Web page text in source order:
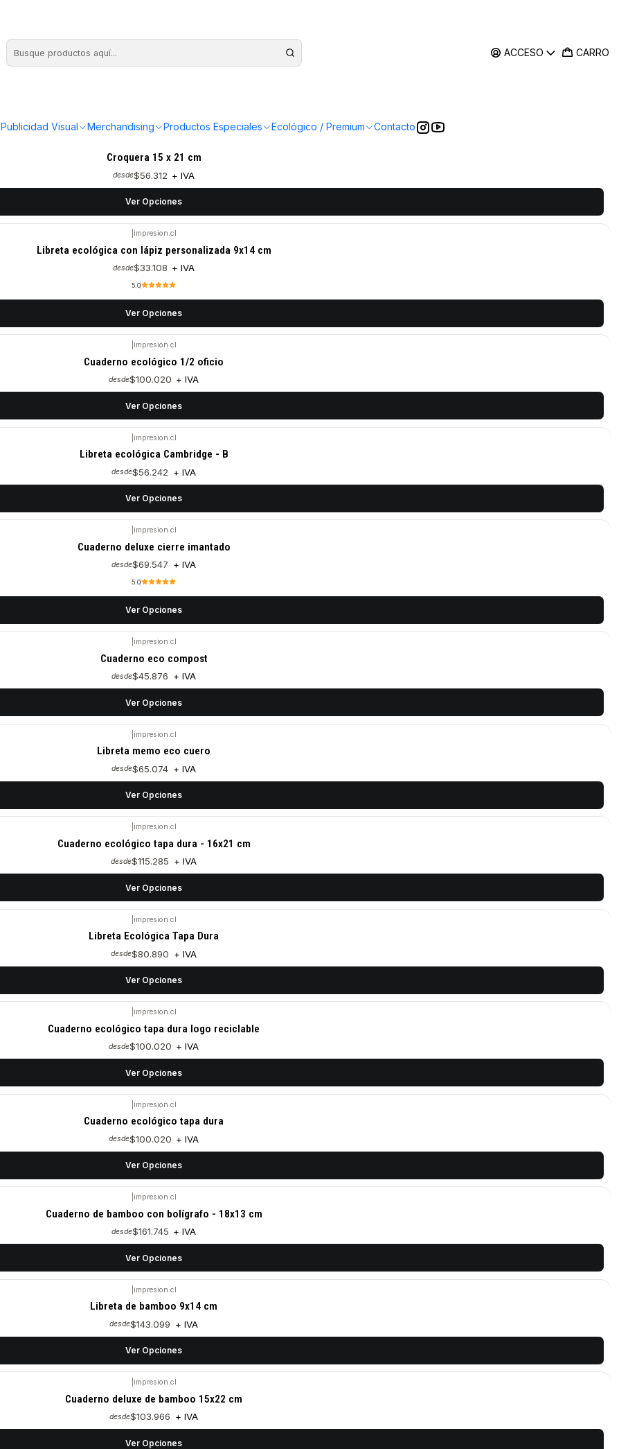
ACCESO CARRO
Publicidad Visual Merchandising Productos Especiales Ecológico / Premium Contacto
Cuaderno corporativo 14x20 cm
Croquera 15 x 21 cm
desde$56.312 + IVA
Ver Opciones
impresion.cl
Libreta ecológica con lápiz personalizada 9x14 cm
desde$33.108 + IVA
5.0
Ver Opciones
impresion.cl
Cuaderno ecológico 1/2 oficio
desde$100.020 + IVA
Ver Opciones
impresion.cl
Libreta ecológica Cambridge - B
desde$56.242 + IVA
Ver Opciones
impresion.cl
Cuaderno deluxe cierre imantado
desde$69.547 + IVA
5.0
Ver Opciones
impresion.cl
Cuaderno eco compost
desde$45.876 + IVA
Ver Opciones
impresion.cl
Libreta memo eco cuero
desde$65.074 + IVA
Ver Opciones
impresion.cl
Cuaderno ecológico tapa dura - 16x21 cm
desde$115.285 + IVA
Ver Opciones
impresion.cl
Libreta Ecológica Tapa Dura
desde$80.890 + IVA
Ver Opciones
impresion.cl
Cuaderno ecológico tapa dura logo reciclable
desde$100.020 + IVA
Ver Opciones
impresion.cl
Cuaderno ecológico tapa dura
desde$100.020 + IVA
Ver Opciones
impresion.cl
Cuaderno de bamboo con bolígrafo - 18x13 cm
desde$161.745 + IVA
Ver Opciones
impresion.cl
Libreta de bamboo 9x14 cm
desde$143.099 + IVA
Ver Opciones
impresion.cl
Cuaderno deluxe de bamboo 15x22 cm
desde$103.966 + IVA
Ver Opciones